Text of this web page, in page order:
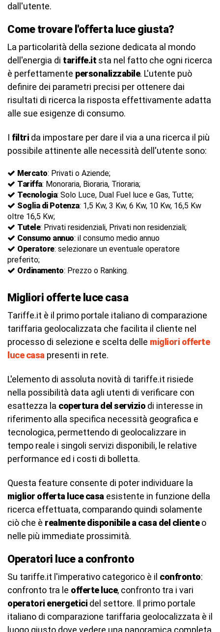
dall'utente.
Come trovare l'offerta luce giusta?
La particolarità della sezione dedicata al mondo
dell'energia di tariffe.it sta nel fatto che ogni ricerca
è perfettamente personalizzabile. L'utente può
definire dei parametri precisi per ottenere dai
risultati di ricerca la risposta effettivamente adatta
alle sue esigenze di consumo.
I filtri da impostare per dare il via a una ricerca il più
possibile attinente alle necessità dell'utente sono:
Mercato: Privati o Aziende;
Tariffa: Monoraria, Bioraria, Trioraria;
Tecnologia: Solo Luce, Dual Fuel luce e Gas, Tutte;
Soglia di Potenza: 1,5 Kw, 3 Kw, 6 Kw, 10 Kw, 16,5 Kw
oltre 16,5 Kw;
Tutele: Privati residenziali, Privati non residenziali;
Consumo annuo: il consumo medio annuo
Operatore: selezionare un eventuale operatore
preferito;
Ordinamento: Prezzo o Ranking.
Migliori offerte luce casa
Tariffe.it è il primo portale italiano di comparazione
tariffaria geolocalizzata che facilita il cliente nel
processo di selezione e scelta delle migliori offerte
luce casa presenti in rete.
L'elemento di assoluta novità di tariffe.it risiede
nella possibilità data agli utenti di verificare con
esattezza la copertura del servizio di interesse in
riferimento alla specifica necessità geografica e
tecnologica, permettendo di geolocalizzare in
tempo reale i singoli servizi disponibili, le relative
performance ed i costi di bolletta.
Questa feature consente di poter individuare la
miglior offerta luce casa esistente in funzione della
ricerca effettuata, comparando quindi solamente
ciò che è realmente disponibile a casa del clienteo
nelle più immediate prossimità.
Operatori luce a confronto
Su tariffe.it l'imperativo categorico è il confronto:
confronto tra le offerte luce, confronto tra i vari
operatori energetici del settore. Il primo portale
italiano di comparazione tariffaria geolocalizzata è il
luogo giusto dove vedere una panoramica completa